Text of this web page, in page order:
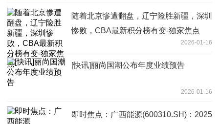
随着北京惨遭翻盘，辽宁险胜新疆，深圳
惨败，CBA最新积分榜有变-独家焦点
2026-01-16
[快讯]丽尚国潮公布年度业绩预告
2026-01-16
即时焦点：广西能源(600310.SH)：2025